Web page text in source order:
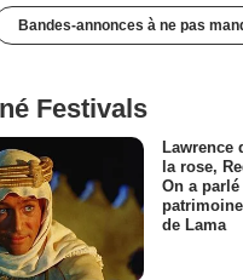
Bandes-annonces à ne pas
Festivals
Lawrence
la rose,
On a
de Lama